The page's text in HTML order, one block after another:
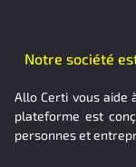
Notre société
Allo Certi vous aide
plateforme est
personnes et